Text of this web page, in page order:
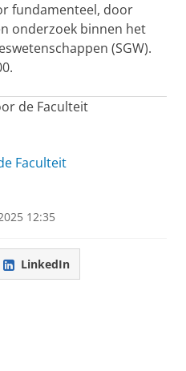
fundamenteel, door
onderzoek binnen het
(SGW).
de Faculteit
Faculteit
12:35
LinkedIn